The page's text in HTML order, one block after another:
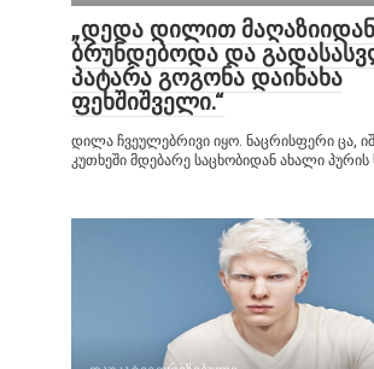
„დედა დილით მაღაზიიდან
ბრუნდებოდა და
პატარა გოგონა დაინახა
ფეხშიშველი.“
დილა ჩვეულებრივი იყო. ნაცრისფერი ცა,
კუთხეში მდებარე საცხობიდან ახალი პურის